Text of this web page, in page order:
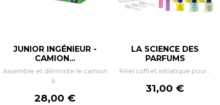
JUNIOR INGÉNIEUR -
CAMION...
Assemble et démonte le camion
à...
Prix
28,00 €
LA SCIENCE DES
PARFUMS
Réel coffret initiatique pour...
Prix
31,00 €